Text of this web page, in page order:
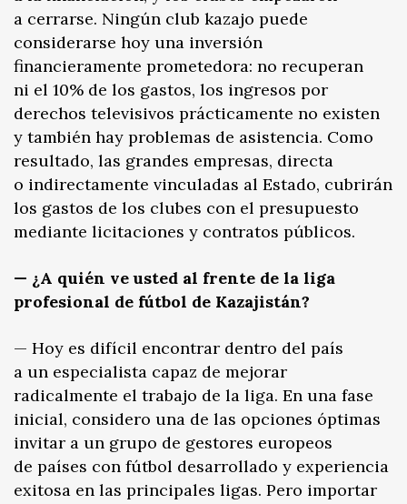
a cerrarse. Ningún club kazajo puede
considerarse hoy una inversión
financieramente prometedora: no recuperan
ni el 10% de los gastos, los ingresos por
derechos televisivos prácticamente no existen
y también hay problemas de asistencia. Como
resultado, las grandes empresas, directa
o indirectamente vinculadas al Estado, cubrirán
los gastos de los clubes con el presupuesto
mediante licitaciones y contratos públicos.
— ¿A quién ve usted al frente de la liga
profesional de fútbol de Kazajistán?
— Hoy es difícil encontrar dentro del país
a un especialista capaz de mejorar
radicalmente el trabajo de la liga. En una fase
inicial, considero una de las opciones óptimas
invitar a un grupo de gestores europeos
de países con fútbol desarrollado y experiencia
exitosa en las principales ligas. Pero importar